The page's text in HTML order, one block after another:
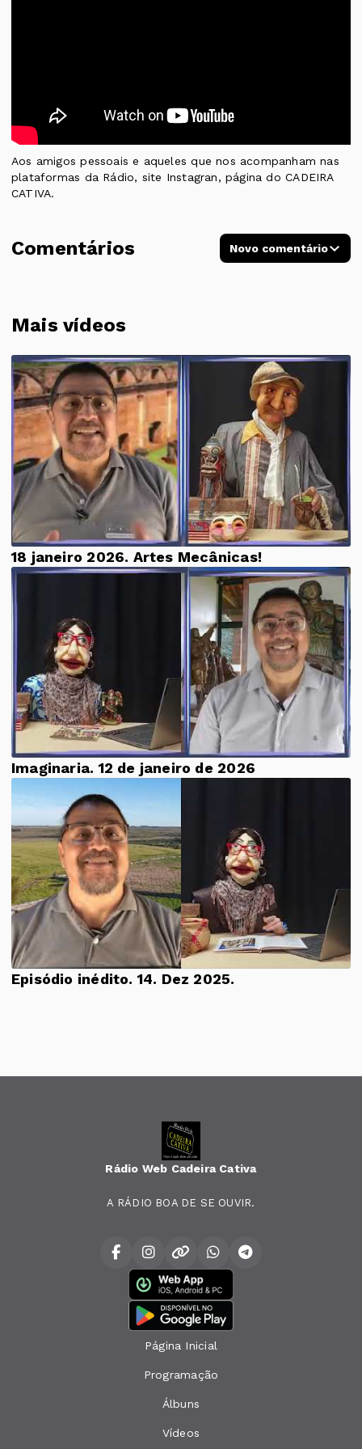
Mais vídeos
18 janeiro 2026. Artes Mecânicas!
Imaginaria. 12 de janeiro de 2026
Episódio inédito. 14. Dez 2025.
Aos amigos pessoais e aqueles que nos acompanham nas
plataformas da Rádio, site Instagran, página do CADEIRA
CATIVA.
Comentários Novo comentário
Rádio Web Cadeira Cativa
A RÁDIO BOA DE SE OUVIR.
Página Inicial
Programação
Álbuns
Vídeos